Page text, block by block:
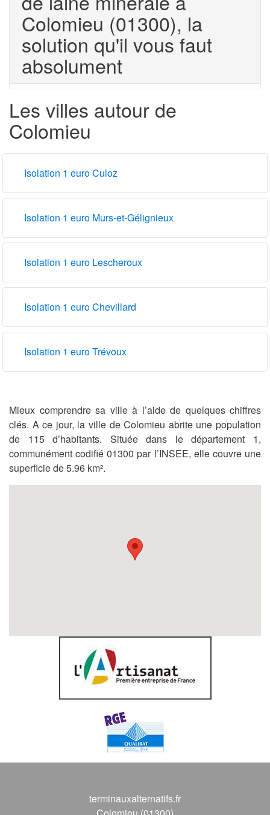
Colomieu (01300), la
solution qu'il vous faut
absolument
Les villes autour de
Colomieu
Isolation 1 euro Culoz
Isolation 1 euro Murs-et-Gélignieux
Isolation 1 euro Lescheroux
Isolation 1 euro Chevillard
Isolation 1 euro Trévoux
Mieux comprendre sa ville à l’aide de quelques chiffres
clés. A ce jour, la ville de Colomieu abrite une population
de 115 d’habitants. Située dans le département 1,
communément codifié 01300 par l’INSEE, elle couvre une
superficie de 5.96 km².
terminauxalternatifs.fr